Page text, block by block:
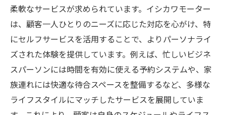
柔軟なサービスが求められています。イシカワモーター
は、顧客一人ひとりのニーズに応じた対応を心がけ、特
にセルフサービスを活用することで、よりパーソナライ
ズされた体験を提供しています。例えば、忙しいビジネ
スパーソンには時間を有効に使える予約システムや、家
族連れには快適な待合スペースを整備するなど、多様な
ライフスタイルにマッチしたサービスを展開していま